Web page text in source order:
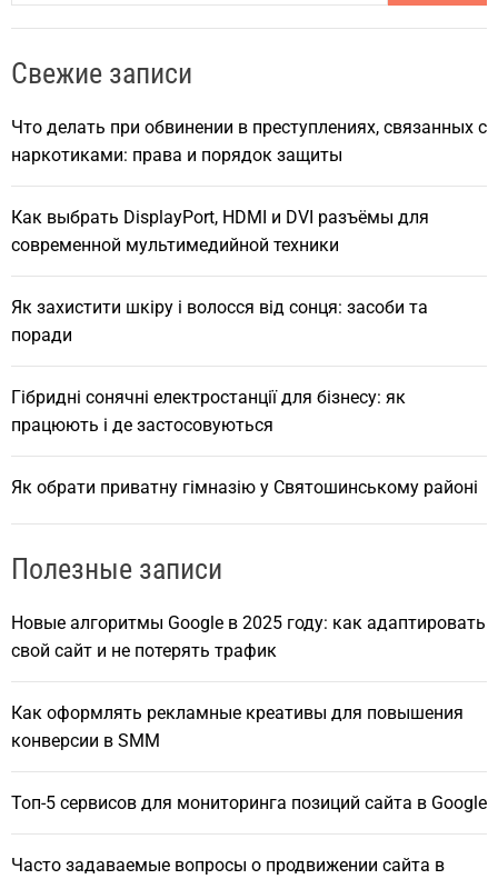
a
c
Свежие записи
Что делать при обвинении в преступлениях, связанных с
наркотиками: права и порядок защиты
Как выбрать DisplayPort, HDMI и DVI разъёмы для
современной мультимедийной техники
Як захистити шкіру і волосся від сонця: засоби та
поради
Гібридні сонячні електростанції для бізнесу: як
працюють і де застосовуються
Як обрати приватну гімназію у Святошинському районі
Полезные записи
Новые алгоритмы Google в 2025 году: как адаптировать
свой сайт и не потерять трафик
Как оформлять рекламные креативы для повышения
конверсии в SMM
Топ-5 сервисов для мониторинга позиций сайта в Google
Часто задаваемые вопросы о продвижении сайта в